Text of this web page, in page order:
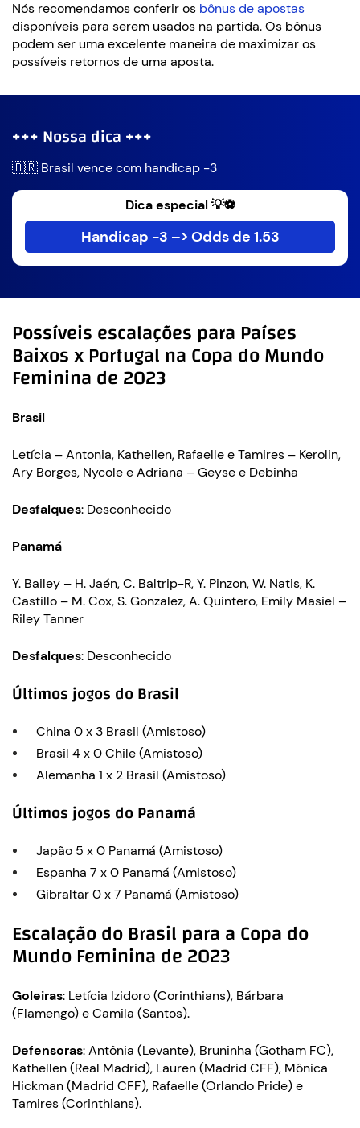
Nós recomendamos conferir os bônus de apostas
disponíveis para serem usados na partida. Os bônus
podem ser uma excelente maneira de maximizar os
possíveis retornos de uma aposta.
+++ Nossa dica +++
🇧🇷 Brasil vence com handicap -3
Dica especial 💡⚽
Handicap -3 –> Odds de 1.53
Possíveis escalações para Países
Baixos x Portugal na Copa do Mundo
Feminina de 2023
Brasil
Letícia – Antonia, Kathellen, Rafaelle e Tamires – Kerolin,
Ary Borges, Nycole e Adriana – Geyse e Debinha
Desfalques: Desconhecido
Panamá
Y. Bailey – H. Jaén, C. Baltrip-R, Y. Pinzon, W. Natis, K.
Castillo – M. Cox, S. Gonzalez, A. Quintero, Emily Masiel –
Riley Tanner
Desfalques: Desconhecido
Últimos jogos do Brasil
China 0 x 3 Brasil (Amistoso)
Brasil 4 x 0 Chile (Amistoso)
Alemanha 1 x 2 Brasil (Amistoso)
Últimos jogos do Panamá
Japão 5 x 0 Panamá (Amistoso)
Espanha 7 x 0 Panamá (Amistoso)
Gibraltar 0 x 7 Panamá (Amistoso)
Escalação do Brasil para a Copa do
Mundo Feminina de 2023
Goleiras: Letícia Izidoro (Corinthians), Bárbara
(Flamengo) e Camila (Santos).
Defensoras: Antônia (Levante), Bruninha (Gotham FC),
Kathellen (Real Madrid), Lauren (Madrid CFF), Mônica
Hickman (Madrid CFF), Rafaelle (Orlando Pride) e
Tamires (Corinthians).